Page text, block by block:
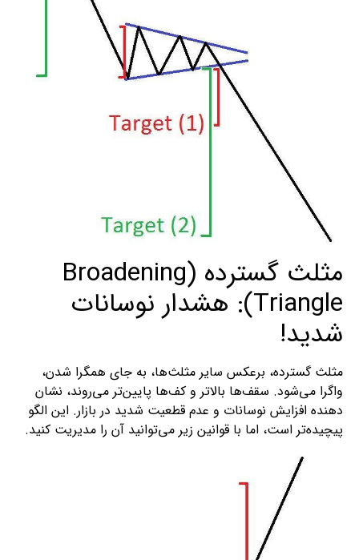
مثلث گسترده (Broadening
Triangle): هشدار نوسانات
شدید!
مثلث گسترده، برعکس سایر مثلث‌ها، به جای همگرا شدن،
واگرا می‌شود. سقف‌ها بالاتر و کف‌ها پایین‌تر می‌روند، نشان‌
دهنده افزایش نوسانات و عدم قطعیت شدید در بازار. این الگو
پیچیده‌تر است، اما با قوانین زیر می‌توانید آن را مدیریت کنید.